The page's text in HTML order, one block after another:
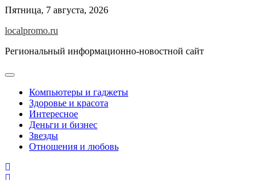
Перейти
содержимому
Пятница, 7 августа, 2026
localpromo.ru
Региональный информационно-новостной сайт
Компьютеры и гаджеты
Здоровье и красота
Интересное
Деньги и бизнес
Звезды
Отношения и любовь